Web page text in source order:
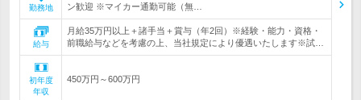
勤務地 ン歓迎 ※マイカー通勤可能（無…
給与
月給35万円以上＋諸手当＋賞与（年2回）※経験・能力・資格・
前職給与などを考慮の上、当社規定により優遇いたします※試…
初年度
年収
450万円～600万円